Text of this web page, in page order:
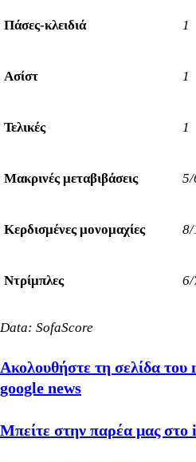
Πάσες-κλειδιά 1
Ασίστ 1
Τελικές 1
Μακρινές μεταβιβάσεις 5/
Κερδισμένες μονομαχίες 8/
Ντρίμπλες 6/
Data: SofaScore
Ακολουθήστε τη σελίδα
google news
Μπείτε στην παρέα μας στο